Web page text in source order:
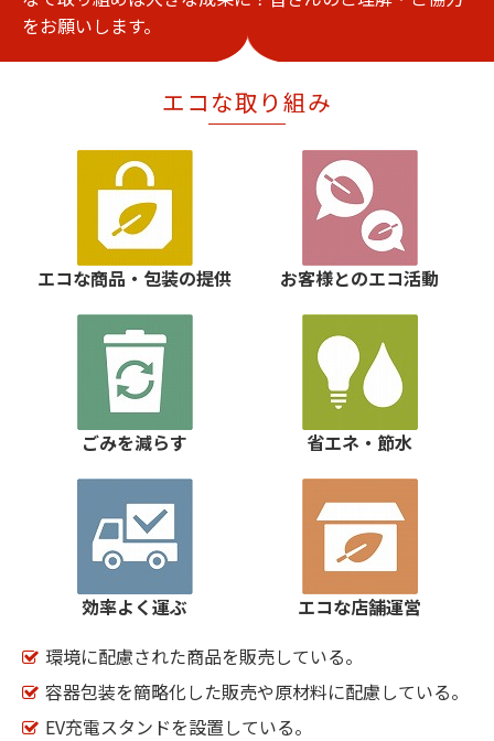
をお願いします。
エコな取り組み
エコな商品・包装の提供 お客様とのエコ活動
ごみを減らす 省エネ・節水
効率よく運ぶ
エコな店舗運営
環境に配慮された商品を販売している。
容器包装を簡略化した販売や原材料に配慮している。
EV充電スタンドを設置している。